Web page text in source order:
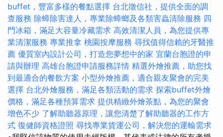
buffet，豐富多樣的餐點選擇 台北徵信社，提供全面的調
查服務 除蟑除害達人，專業除蟑螂及各類害蟲清除服務 四
門冰箱，滿足大容量冷藏需求 高效清潔人員，為您提供專
業清潔服務 專業推拿 桃園按摩服務 尋找值得信賴的牙醫推
薦 優質室內設計公司，打造您夢想中的家 宜蘭台胞證的申
請與辦理 高雄台胞證申請服務詳情 精選外燴推薦，助您找
到最適合的餐飲方案 小型外燴推薦，適合親友聚會的完美
選擇 台北外燴服務，滿足各類活動的需求 探索buffet外燴
價格，滿足各種預算需求 提供精緻外燴茶點，為您的聚會
增色不少 了解助聽器原理，讓您清楚了解助聽器的工作方
式 復健師資格證照 尋找專業貨運公司，解決您的運輸需求